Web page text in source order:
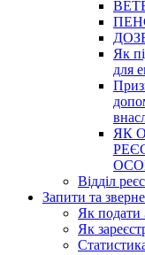
Як
для
ЯК
Відділ
Запити та
Як подати
Як